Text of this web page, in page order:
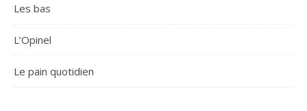
Les bas
L’Opinel
Le pain quotidien